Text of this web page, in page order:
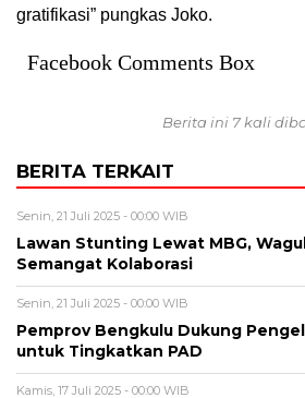
gratifikasi” pungkas Joko.
Facebook Comments Box
Berita ini 7 kali
BERITA TERKAIT
Senin, 21 Juli 2025 - 00:00 WIB
Lawan Stunting Lewat MBG,
Semangat Kolaborasi
Senin, 21 Juli 2025 - 00:00 WIB
Pemprov Bengkulu Dukung
untuk Tingkatkan PAD
Kamis, 17 Juli 2025 - 00:00 WIB